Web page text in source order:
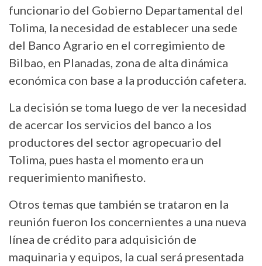
funcionario del Gobierno Departamental del
Tolima, la necesidad de establecer una sede
del Banco Agrario en el corregimiento de
Bilbao, en Planadas, zona de alta dinámica
económica con base a la producción cafetera.
La decisión se toma luego de ver la necesidad
de acercar los servicios del banco a los
productores del sector agropecuario del
Tolima, pues hasta el momento era un
requerimiento manifiesto.
Otros temas que también se trataron en la
reunión fueron los concernientes a una nueva
línea de crédito para adquisición de
maquinaria y equipos, la cual será presentada